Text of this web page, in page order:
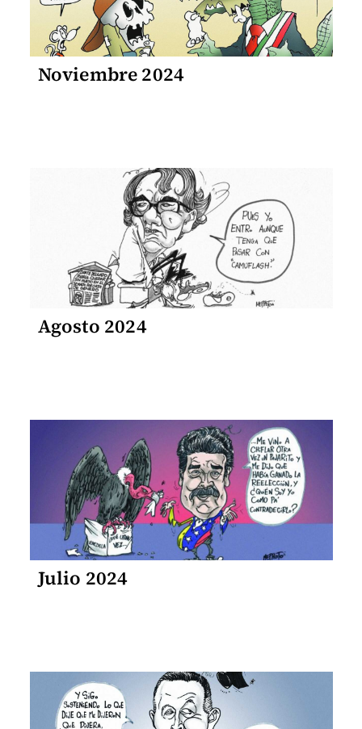
Noviembre 2024
Agosto 2024
Julio 2024